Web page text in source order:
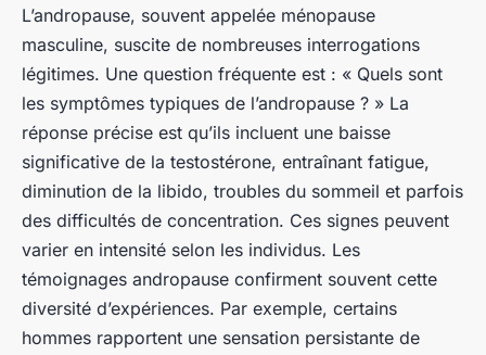
L’andropause, souvent appelée ménopause
masculine, suscite de nombreuses interrogations
légitimes. Une question fréquente est : « Quels sont
les symptômes typiques de l’andropause ? » La
réponse précise est qu’ils incluent une baisse
significative de la testostérone, entraînant fatigue,
diminution de la libido, troubles du sommeil et parfois
des difficultés de concentration. Ces signes peuvent
varier en intensité selon les individus. Les
témoignages andropause confirment souvent cette
diversité d’expériences. Par exemple, certains
hommes rapportent une sensation persistante de